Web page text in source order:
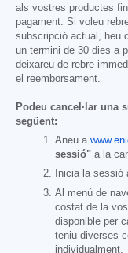
als vostres productes
pagament. Si voleu
subscripció actual, heu
un termini de 30 dies a
deixareu de rebre
el reemborsament.
Podeu cancel·lar una
següent:
Aneu a
sessió" a la
Inicia la sessió
Al menú de
costat de la
disponible per
teniu diverses
individualment.